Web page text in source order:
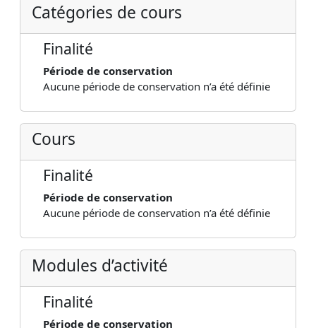
Catégories de cours
Finalité
Période de conservation
Aucune période de conservation n’a été définie
Cours
Finalité
Période de conservation
Aucune période de conservation n’a été définie
Modules d’activité
Finalité
Période de conservation